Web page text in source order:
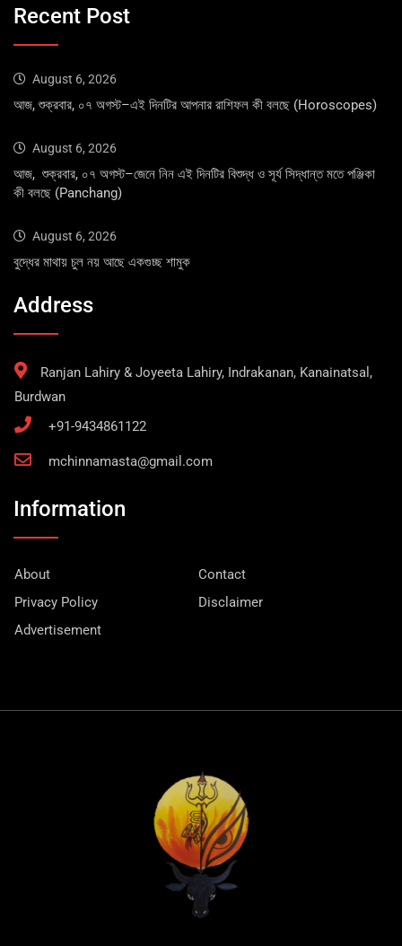
Recent Post
August 6, 2026
আজ, শুক্রবার, ০৭ অগস্ট–এই দিনটির আপনার রাশিফল কী বলছে (Horoscopes)
August 6, 2026
আজ, শুক্রবার, ০৭ অগস্ট–জেনে নিন এই দিনটির বিশুদ্ধ ও সূর্য সিদ্ধান্ত মতে পঞ্জিকা
কী বলছে (Panchang)
August 6, 2026
বুদ্ধের মাথায় চুল নয় আছে একগুচ্ছ শামুক
Address
Ranjan Lahiry & Joyeeta Lahiry, Indrakanan, Kanainatsal,
Burdwan
+91-9434861122
mchinnamasta@gmail.com
Information
About
Contact
Privacy Policy
Disclaimer
Advertisement